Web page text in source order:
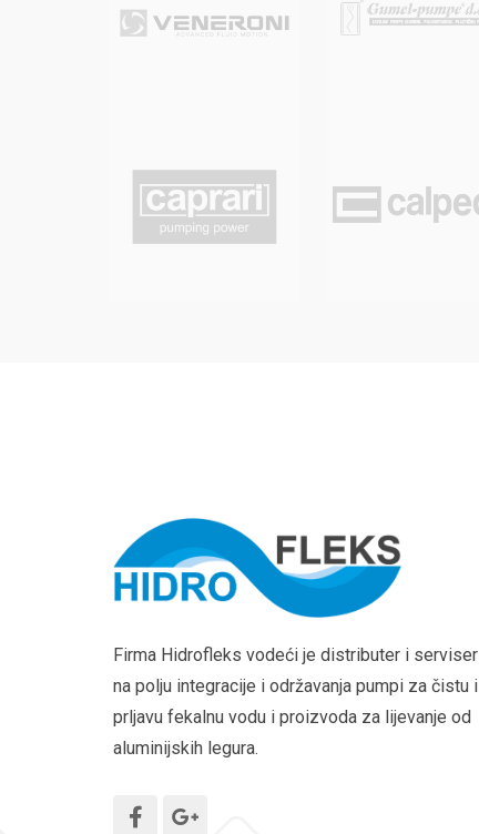
Firma Hidrofleks vodeći je distributer i serviser
na polju integracije i održavanja pumpi za čistu i
prljavu fekalnu vodu i proizvoda za lijevanje od
aluminijskih legura.